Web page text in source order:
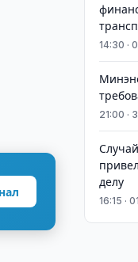
14:30 ·
21:00 ·
делу
16:15 ·